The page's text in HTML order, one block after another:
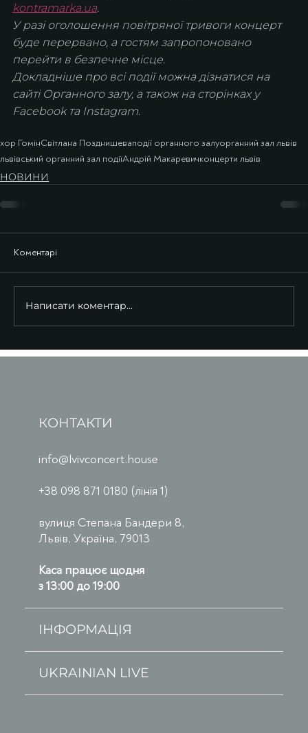
kontramarka.ua.
У разі оголошення повітряної тривоги концерт
буде перервано, а гостям запропоновано
перейти в безпечне місце.
Докладніше про всі події можна дізнатися на
сайті Органного залу, а також на сторінках у
Facebook та Instagram.
хор ГомінСвітлана Позднишеваподії органного залуорганний зал львів
львівський органний зал подіїАндрій Макаревичконцерти львів
НОВИНИ
Коментарі
Написати коментар...
КОНТАКТИ
info@lvivconcert.house
+38 098 871 0180 (лінія 1)
вулиця Степана Бандери 8,
Львів, Україна, 79013
Каса працює щодня
з 13:00 до 19:00
ІНФОРМАЦІЯ
UKRAINIAN LIVE